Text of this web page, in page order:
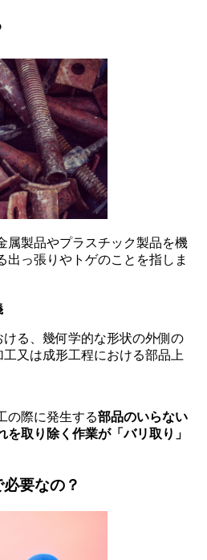
属製品やプラスチック製品を機
出っ張りやトゲのことを指しま
る、幾何学的な形状の外側の
又は成形工程における部品上
の際に発生する部品のいらない
を取り除く作業が「バリ取り」
要なの？